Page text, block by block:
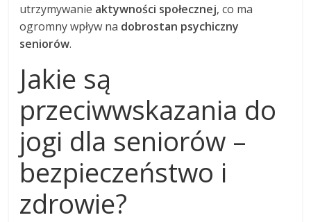
utrzymywanie aktywności społecznej, co ma
ogromny wpływ na dobrostan psychiczny
seniorów.
Jakie są
przeciwwskazania do
jogi dla seniorów –
bezpieczeństwo i
zdrowie?